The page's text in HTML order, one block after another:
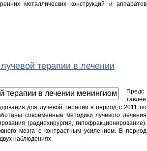
металлических конструкций и аппаратов
терапии в лечении
Предс
тавлен
для лучевой терапии в период с 2011 по
современные методики лучевого лечения
(радиохирургия, гипофракционирование).
мозга с контрастным усилением. В период
наблюдениях.